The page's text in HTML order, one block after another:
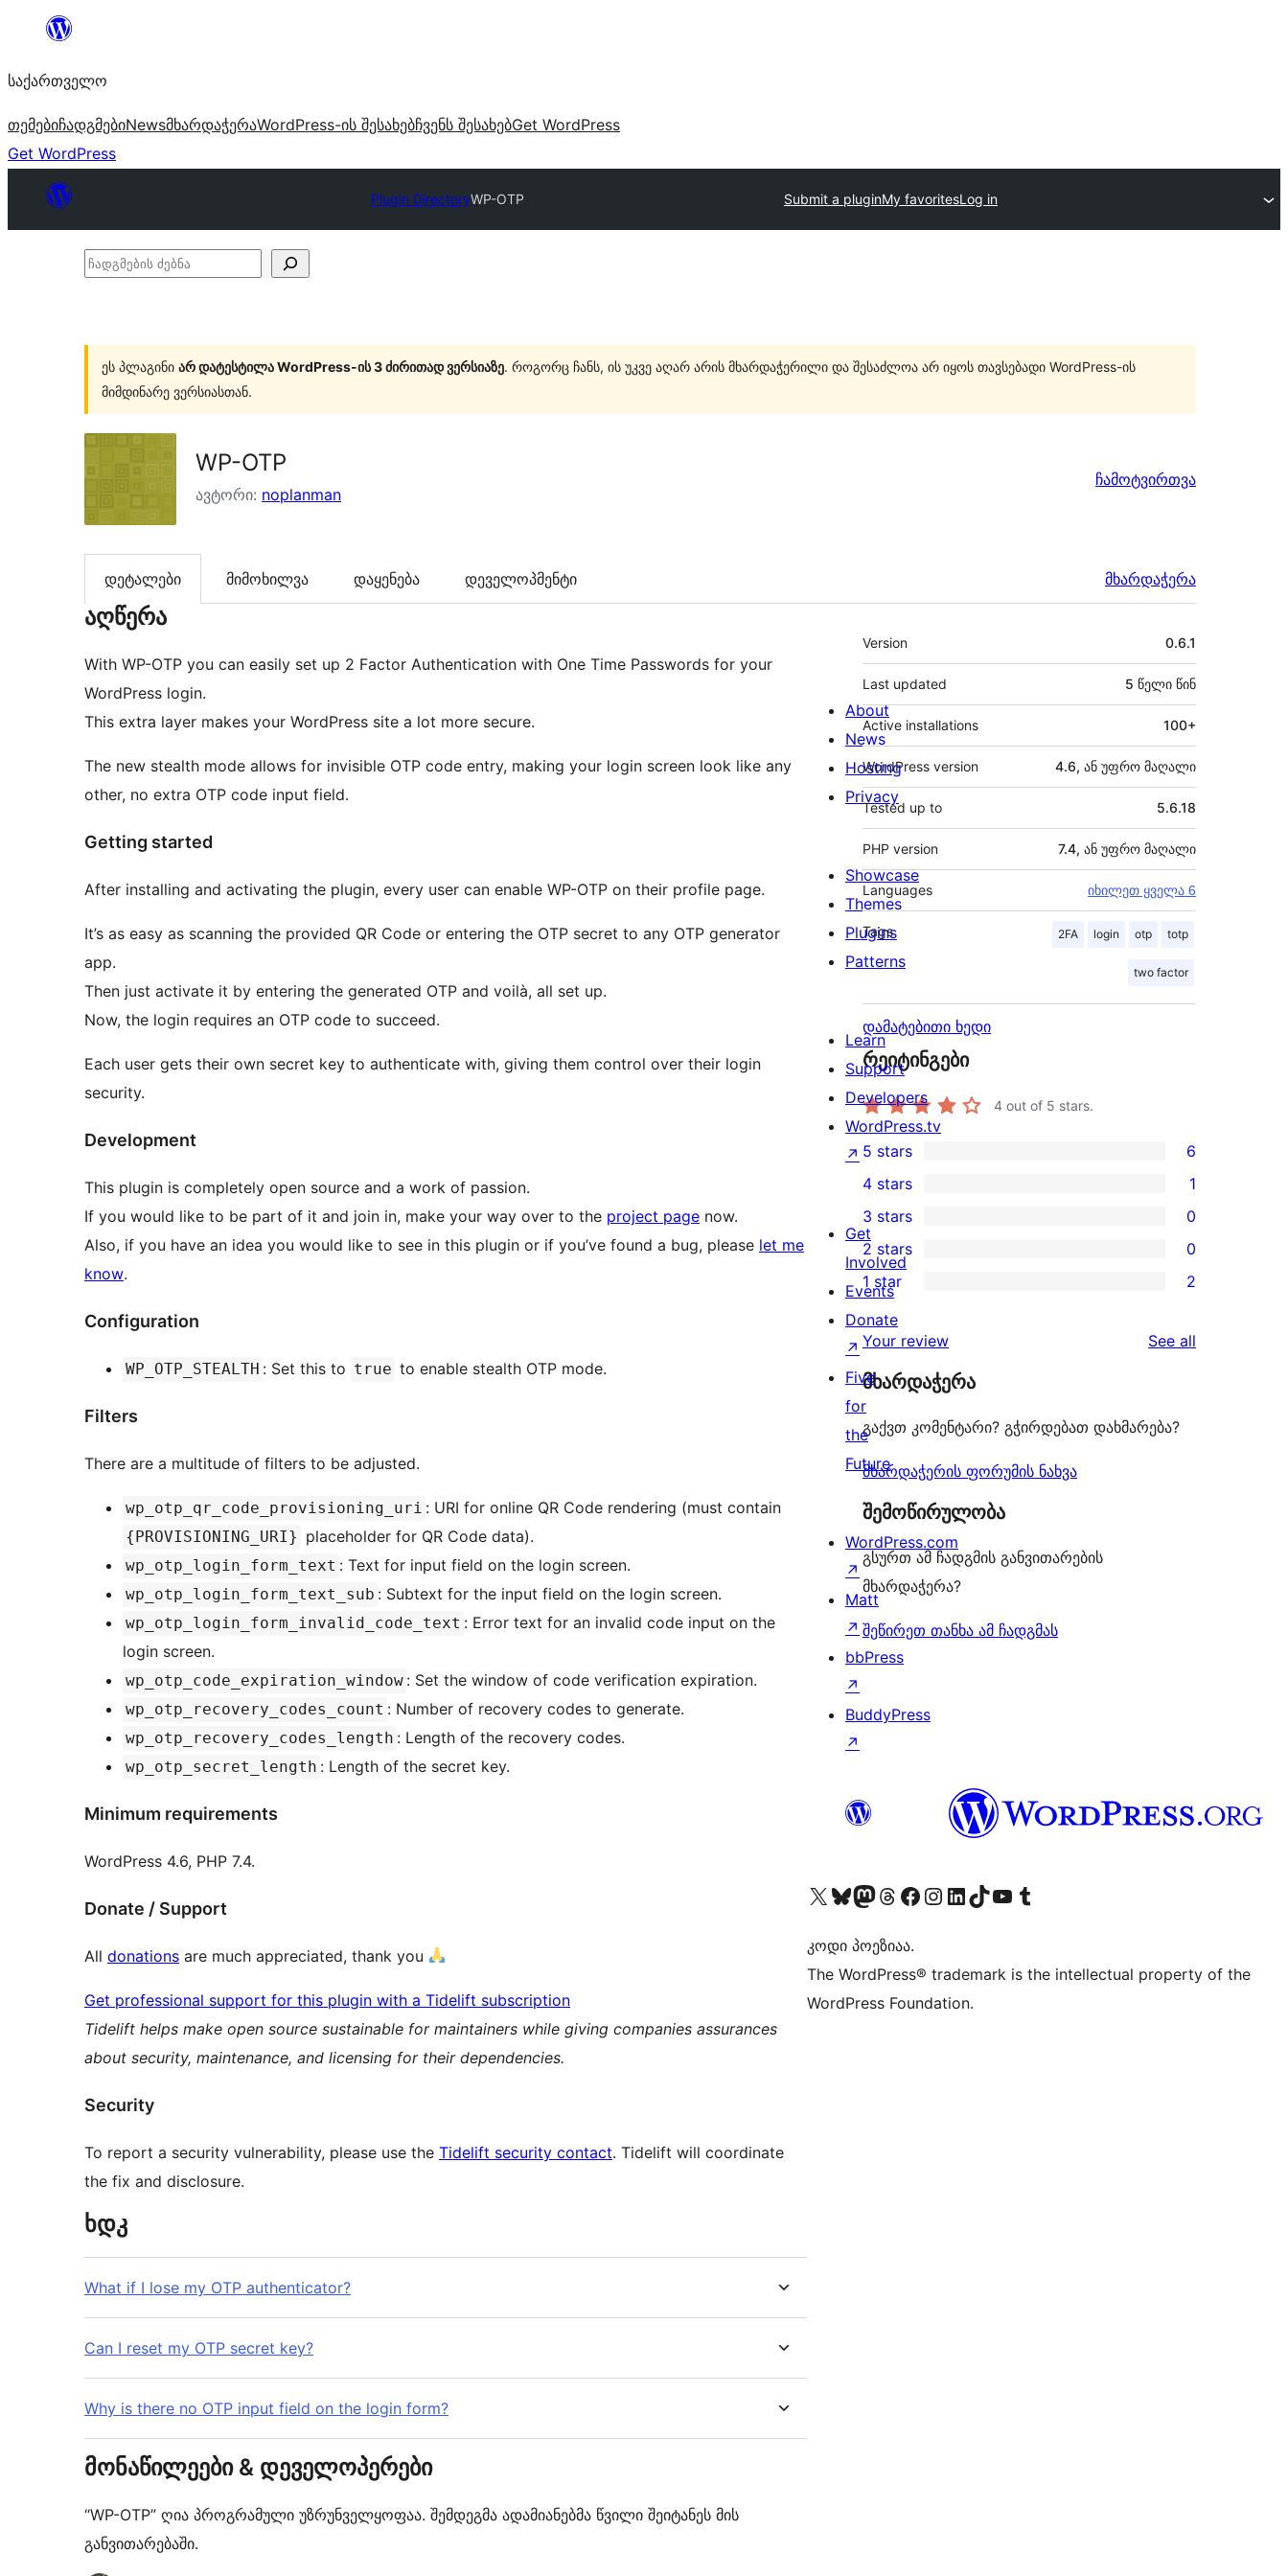
შიგთავსზე
საქართველო
თემებიჩადგმებიNewsმხარდაჭერაWordPress-ის შესახებჩვენს შესახებGet WordPress
Get WordPress
Plugin DirectoryWP-OTP Submit a pluginMy favoritesLog in
ჩადგმების
ეს პლაგინი არ დატესტილა WordPress-ის 3 ძირითად ვერსიაზე. როგორც ჩანს, ის უკვე აღარ არის მხარდაჭერილი და შესაძლოა არ იყოს თავსებადი WordPress-ის
მიმდინარე ვერსიასთან.
WP-OTP
ავტორი: noplanman
ჩამოტვირთვა
დეტალები მიმოხილვა დაყენება დეველოპმენტი მხარდაჭერა
აღწერა
With WP-OTP you can easily set up 2 Factor Authentication with One Time Passwords for your
WordPress login.
This extra layer makes your WordPress site a lot more secure.
The new stealth mode allows for invisible OTP code entry, making your login screen look like any
other, no extra OTP code input field.
Getting started
After installing and activating the plugin, every user can enable WP-OTP on their profile page.
It’s as easy as scanning the provided QR Code or entering the OTP secret to any OTP generator
app.
Then just activate it by entering the generated OTP and voilà, all set up.
Now, the login requires an OTP code to succeed.
Each user gets their own secret key to authenticate with, giving them control over their login
security.
Development
This plugin is completely open source and a work of passion.
If you would like to be part of it and join in, make your way over to the project page now.
Also, if you have an idea you would like to see in this plugin or if you’ve found a bug, please let me
know.
Configuration
WP_OTP_STEALTH : Set this to true to enable stealth OTP mode.
Filters
There are a multitude of filters to be adjusted.
wp_otp_qr_code_provisioning_uri : URI for online QR Code rendering (must contain
{PROVISIONING_URI} placeholder for QR Code data).
wp_otp_login_form_text : Text for input field on the login screen.
wp_otp_login_form_text_sub : Subtext for the input field on the login screen.
wp_otp_login_form_invalid_code_text : Error text for an invalid code input on the
login screen.
wp_otp_code_expiration_window : Set the window of code verification expiration.
wp_otp_recovery_codes_count : Number of recovery codes to generate.
wp_otp_recovery_codes_length : Length of the recovery codes.
wp_otp_secret_length : Length of the secret key.
Minimum requirements
WordPress 4.6, PHP 7.4.
Donate / Support
All donations are much appreciated, thank you
Get professional support for this plugin with a Tidelift subscription
Tidelift helps make open source sustainable for maintainers while giving companies assurances
about security, maintenance, and licensing for their dependencies.
Security
To report a security vulnerability, please use the Tidelift security contact. Tidelift will coordinate
the fix and disclosure.
ხდკ
What if I lose my OTP authenticator?
Can I reset my OTP secret key?
Why is there no OTP input field on the login form?
მონაწილეები & დეველოპერები
“WP-OTP” ღია პროგრამული უზრუნველყოფაა. შემდეგმა ადამიანებმა წვილი შეიტანეს მის
განვითარებაში.
მეტა
Version 0.6.1
Last updated 5 წელი წინ
Active installations 100+
WordPress version 4.6, ან უფრო მაღალი
Tested up to 5.6.18
PHP version 7.4, ან უფრო მაღალი
Languages იხილეთ ყველა 6
Tags 2FA login otp totp
two factor
დამატებითი ხედი
რეიტინგები
4 out of 5 stars.
6
5-
star
reviews
5 stars 6
4-
star
review
4 stars 1
0
3-
star
reviews
3 stars 0
0
2-
star
reviews
2 stars 0
2
1-
star
reviews
1 star 2
Your review See all
მხარდაჭერა
გაქვთ კომენტარი? გჭირდებათ დახმარება?
მხარდაჭერის ფორუმის ნახვა
შემოწირულობა
გსურთ ამ ჩადგმის განვითარების
მხარდაჭერა?
შეწირეთ თანხა ამ ჩადგმას
About
News
Hosting
Privacy
Showcase
Themes
Plugins
Patterns
Learn
Support
Developers
WordPress.tv
↗
Get
Involved
Events
Donate
↗
Five
for
the
Future
WordPress.com
↗
Matt
↗
bbPress
↗
BuddyPress
↗
Visit our X (formerly Twitter) account
Visit our Bluesky account
Visit our Mastodon account
Visit our Threads account
Visit our Facebook page
Visit our Instagram account
Visit our LinkedIn account
Visit our TikTok account
Visit our YouTube channel
Visit our Tumblr account
კოდი პოეზიაა.
The WordPress® trademark is the intellectual property of the
WordPress Foundation.